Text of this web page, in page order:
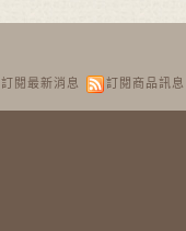
每個角落
能讓您感
訂閱最新消息 訂閱商品訊息